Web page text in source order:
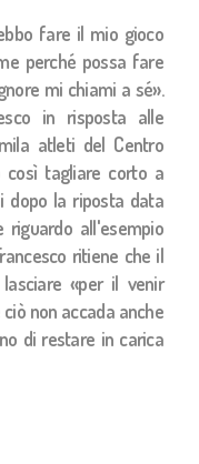
fare il mio gioco
perché possa fare
mi chiami a sé».
in risposta alle
atleti del Centro
così tagliare corto a
dopo la riposta data
riguardo all'esempio
ritiene che il
«per il venir
non accada anche
di restare in carica